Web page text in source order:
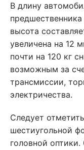
В длину
высота
увеличена на 12
почти на 120 кг
возможным за
трансмиссии,
электричества.
Следует
шестиугольной
головной